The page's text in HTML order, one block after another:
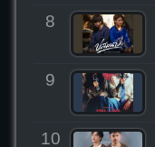
8
9
10